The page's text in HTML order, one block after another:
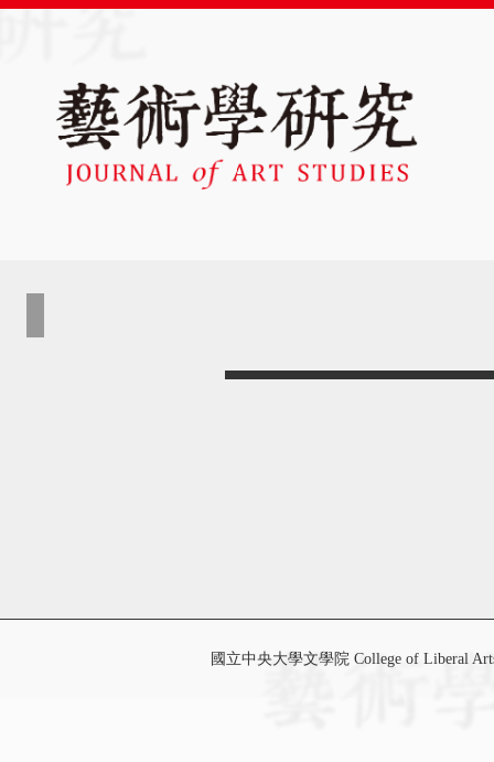
國立中央大學文學院 College of Liberal